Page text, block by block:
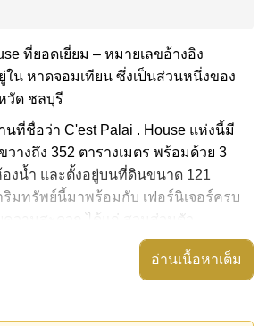
ที่ยอดเยี่ยม – หมายเลขอ้างอิง
ใน หาดจอมเทียน ซึ่งเป็นส่วนหนึ่งของ
วัด ชลบุรี
ที่ชื่อว่า C'est Palai . House แห่งนี้มี
างถึง 352 ตารางเมตร พร้อมด้วย 3
งน้ำ และตั้งอยู่บนที่ดินขนาด 121
ริมทรัพย์นี้มาพร้อมกับ เฟอร์นิเจอร์ครบ
ความสะดวก ได้แก่ สวนส่วนตัว,
ามารถใช้ สระว่ายน้ำ ส่วนตัว ได้
ำนวยความสะดวกส่วนกลาง ได้แก่
อ่านเนื้อหาเต็ม